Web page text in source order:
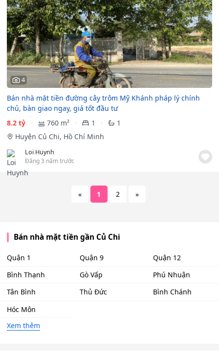
4
Bán nhà mặt tiền đường cây trôm Mỹ Khánh pháp lý chính
chủ, bàn giao ngay, giá tốt đầu tư
8.2 tỷ
760 m² 1
1
Huyện Củ Chi, Hồ Chí Minh
Loi Huynh
Đăng 3 năm trước
« 1 2 »
Bán nhà mặt tiền gần Củ Chi
Quận 1 Quận 9
Quận 12
Bình Thạnh
Gò Vấp
Phú Nhuận
Tân Bình
Thủ Đức
Bình Chánh
Hóc Môn
Xem thêm